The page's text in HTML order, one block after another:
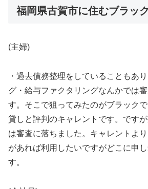
福岡県古賀市に住むブラッ
(主婦)
・過去債務整理をしていることもあ
グ・給与ファクタリングなんかでは
す。そこで狙ってみたのがブラック
貸しと評判のキャレントです。です
は審査に落ちました。キャレントよ
があれば利用したいですがどこに申
す。